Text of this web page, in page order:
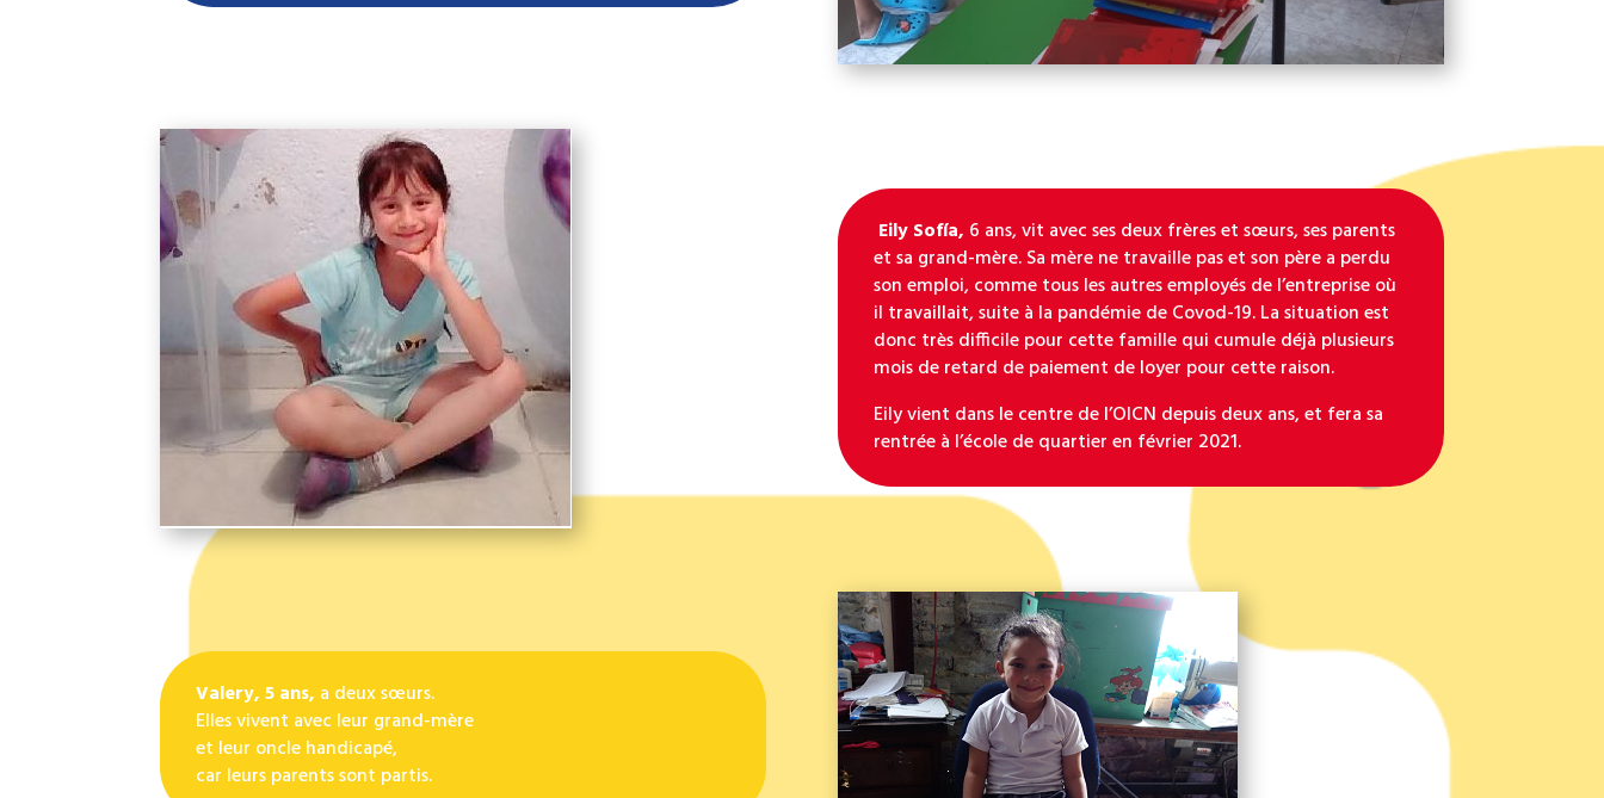
Eily Sofía, 6 ans, vit avec ses deux frères et sœurs, ses parents
et sa grand-mère. Sa mère ne travaille pas et son père a perdu
son emploi, comme tous les autres employés de l’entreprise où
il travaillait, suite à la pandémie de Covod-19. La situation est
donc très difficile pour cette famille qui cumule déjà plusieurs
mois de retard de paiement de loyer pour cette raison.
Eily vient dans le centre de l’OICN depuis deux ans, et fera sa
rentrée à l’école de quartier en février 2021.
Valery, 5 ans, a deux sœurs.
Elles vivent avec leur grand-mère
et leur oncle handicapé,
car leurs parents sont partis.